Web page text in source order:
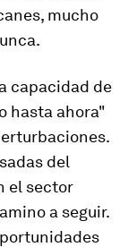
mucho
capacidad de
hasta ahora"
del
el sector
a seguir.